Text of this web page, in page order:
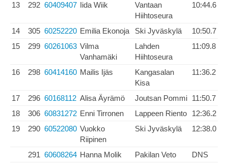
13 292 60409407 Iida Wiik
Vantaan
Hiihtoseura
10:44.6
14 305 60252220 Emilia Ekonoja Ski Jyväskylä
10:50.7
15
299 60261063 Vilma
Vanhamäki
Lahden
Hiihtoseura
11:09.8
16 298 60414160 Mailis Ijäs
Kangasalan
Kisa
11:36.2
17 296 60168112 Alisa Äyrämö Joutsan Pommi 11:50.7
18
306 60831272 Enni Tirronen Lappeen Riento
12:36.2
19
290 60522080 Vuokko
Riipinen
Ski Jyväskylä 12:38.0
291 60608264 Hanna Molik Pakilan Veto
DNS